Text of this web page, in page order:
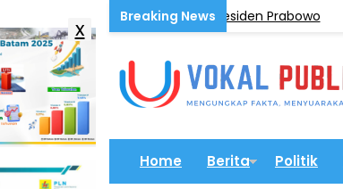
Undangan HUT RI Dari Presiden Prabowo
Home Berita Politik
x